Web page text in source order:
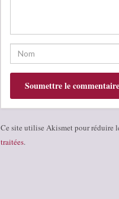
Ce site utilise Akismet pour réduire
traitées.